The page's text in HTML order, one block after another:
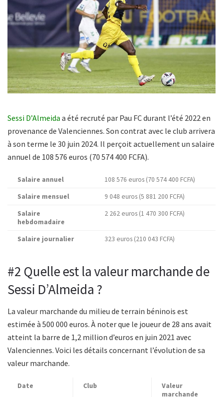
Sessi D’Almeida a été recruté par Pau FC durant l’été 2022 en
provenance de Valenciennes. Son contrat avec le club arrivera
à son terme le 30 juin 2024. Il perçoit actuellement un salaire
annuel de 108 576 euros (70 574 400 FCFA).
Salaire annuel
108 576 euros (70 574 400 FCFA)
Salaire mensuel
9 048 euros (5 881 200 FCFA)
Salaire
hebdomadaire
2 262 euros (1 470 300 FCFA)
Salaire journalier 323 euros (210 043 FCFA)
#2 Quelle est la valeur marchande de
Sessi D’Almeida ?
La valeur marchande du milieu de terrain béninois est
estimée à 500 000 euros. À noter que le joueur de 28 ans avait
atteint la barre de 1,2 million d’euros en juin 2021 avec
Valenciennes. Voici les détails concernant l’évolution de sa
valeur marchande.
Date Club
Valeur
marchande